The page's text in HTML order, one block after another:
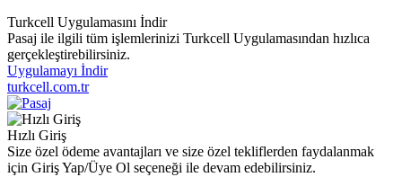
Turkcell Uygulamasını İndir
Pasaj ile ilgili tüm işlemlerinizi Turkcell Uygulamasından hızlıca
gerçekleştirebilirsiniz.
Uygulamayı İndir
turkcell.com.tr
Hızlı Giriş
Size özel ödeme avantajları ve size özel tekliflerden faydalanmak
için Giriş Yap/Üye Ol seçeneği ile devam edebilirsiniz.